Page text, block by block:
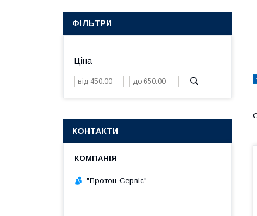
ФІЛЬТРИ
Ціна
КОНТАКТИ
"Протон-Сервіс"